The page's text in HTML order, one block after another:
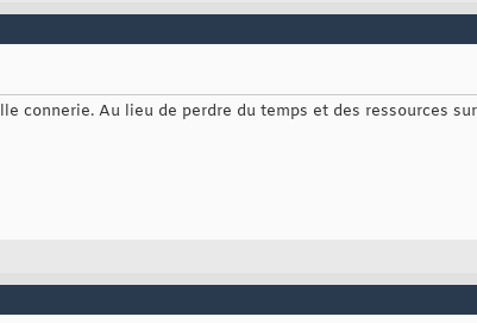
connerie. Au lieu de perdre du temps et des ressources